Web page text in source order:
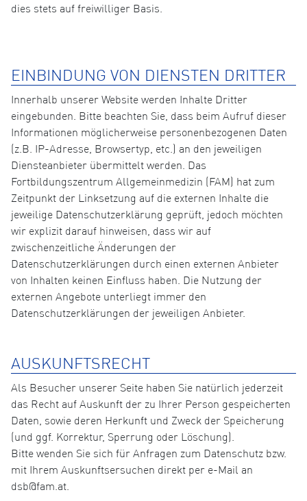
dies stets auf freiwilliger Basis.
EINBINDUNG VON DIENSTEN DRITTER
Innerhalb unserer Website werden Inhalte Dritter
eingebunden. Bitte beachten Sie, dass beim Aufruf dieser
Informationen möglicherweise personenbezogenen Daten
(z.B. IP-Adresse, Browsertyp, etc.) an den jeweiligen
Diensteanbieter übermittelt werden. Das
Fortbildungszentrum Allgemeinmedizin (FAM) hat zum
Zeitpunkt der Linksetzung auf die externen Inhalte die
jeweilige Datenschutzerklärung geprüft, jedoch möchten
wir explizit darauf hinweisen, dass wir auf
zwischenzeitliche Änderungen der
Datenschutzerklärungen durch einen externen Anbieter
von Inhalten keinen Einfluss haben. Die Nutzung der
externen Angebote unterliegt immer den
Datenschutzerklärungen der jeweiligen Anbieter.
AUSKUNFTSRECHT
Als Besucher unserer Seite haben Sie natürlich jederzeit
das Recht auf Auskunft der zu Ihrer Person gespeicherten
Daten, sowie deren Herkunft und Zweck der Speicherung
(und ggf. Korrektur, Sperrung oder Löschung).
Bitte wenden Sie sich für Anfragen zum Datenschutz bzw.
mit Ihrem Auskunftsersuchen direkt per e-Mail an
dsb@fam.at.